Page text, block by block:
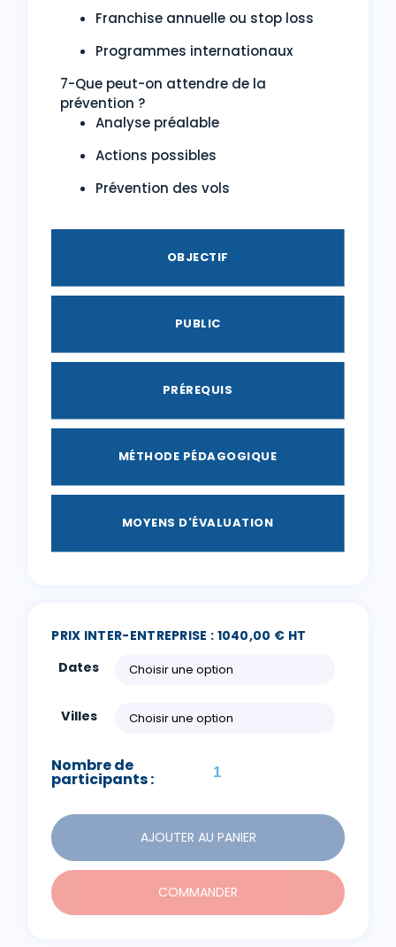
Franchise annuelle ou stop loss
Programmes internationaux
7-Que peut-on attendre de la
prévention ?
Analyse préalable
Actions possibles
Prévention des vols
OBJECTIF
PUBLIC
PRÉREQUIS
MÉTHODE PÉDAGOGIQUE
MOYENS D'ÉVALUATION
PRIX INTER-ENTREPRISE : 1040,00 € HT
Dates
Villes
Nombre de
participants :
AJOUTER AU PANIER
COMMANDER